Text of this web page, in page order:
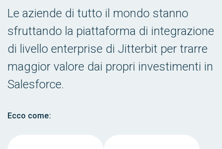
Le aziende di tutto il mondo stanno
sfruttando la piattaforma di integrazione
di livello enterprise di Jitterbit per trarre
maggior valore dai propri investimenti in
Salesforce.
Ecco come: